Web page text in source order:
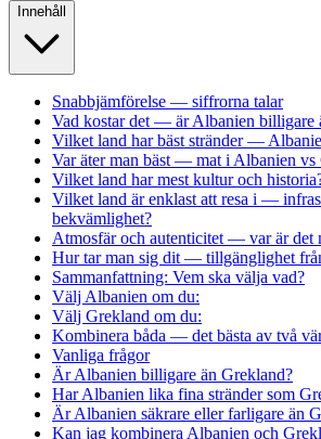
Innehåll
Snabbjämförelse — siffrorna talar
Vad kostar det — är Albanien billigare
Vilket land har bäst stränder —
Var äter man bäst — mat i Albanien vs
Vilket land har mest kultur och
Vilket land är enklast att resa i —
bekvämlighet?
Atmosfär och autenticitet — var är det
Hur tar man sig dit — tillgänglighet
Sammanfattning: Vem ska välja vad?
Välj Albanien om du:
Välj Grekland om du:
Kombinera båda — det bästa av två
Vanliga frågor
Är Albanien billigare än Grekland?
Har Albanien lika fina stränder som
Är Albanien säkrare eller farligare än
Kan jag kombinera Albanien och